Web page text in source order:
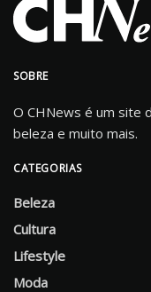
SOBRE
O CHNews é um site
beleza e muito mais.
CATEGORIAS
Beleza
Cultura
Lifestyle
Moda